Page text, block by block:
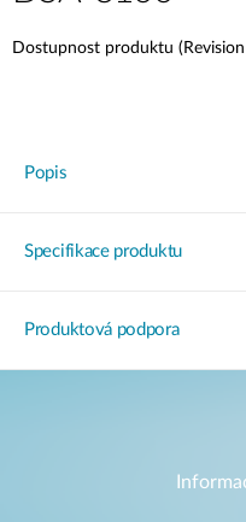
Dostupnost produktu (Revision
Popis
Specifikace produktu
Produktová podpora